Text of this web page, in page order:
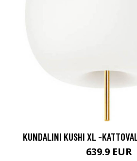
KUNDALINI KUSHI XL -
639.9 EUR